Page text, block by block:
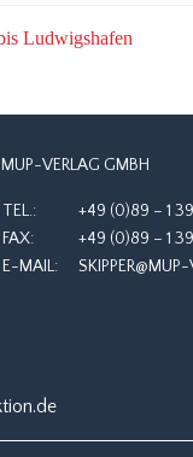
Ludwigshafen
MUP-VERLAG GMBH
TEL.:
+49 (0)89 – 1
FAX:
+49 (0)89 – 1
E-MAIL: